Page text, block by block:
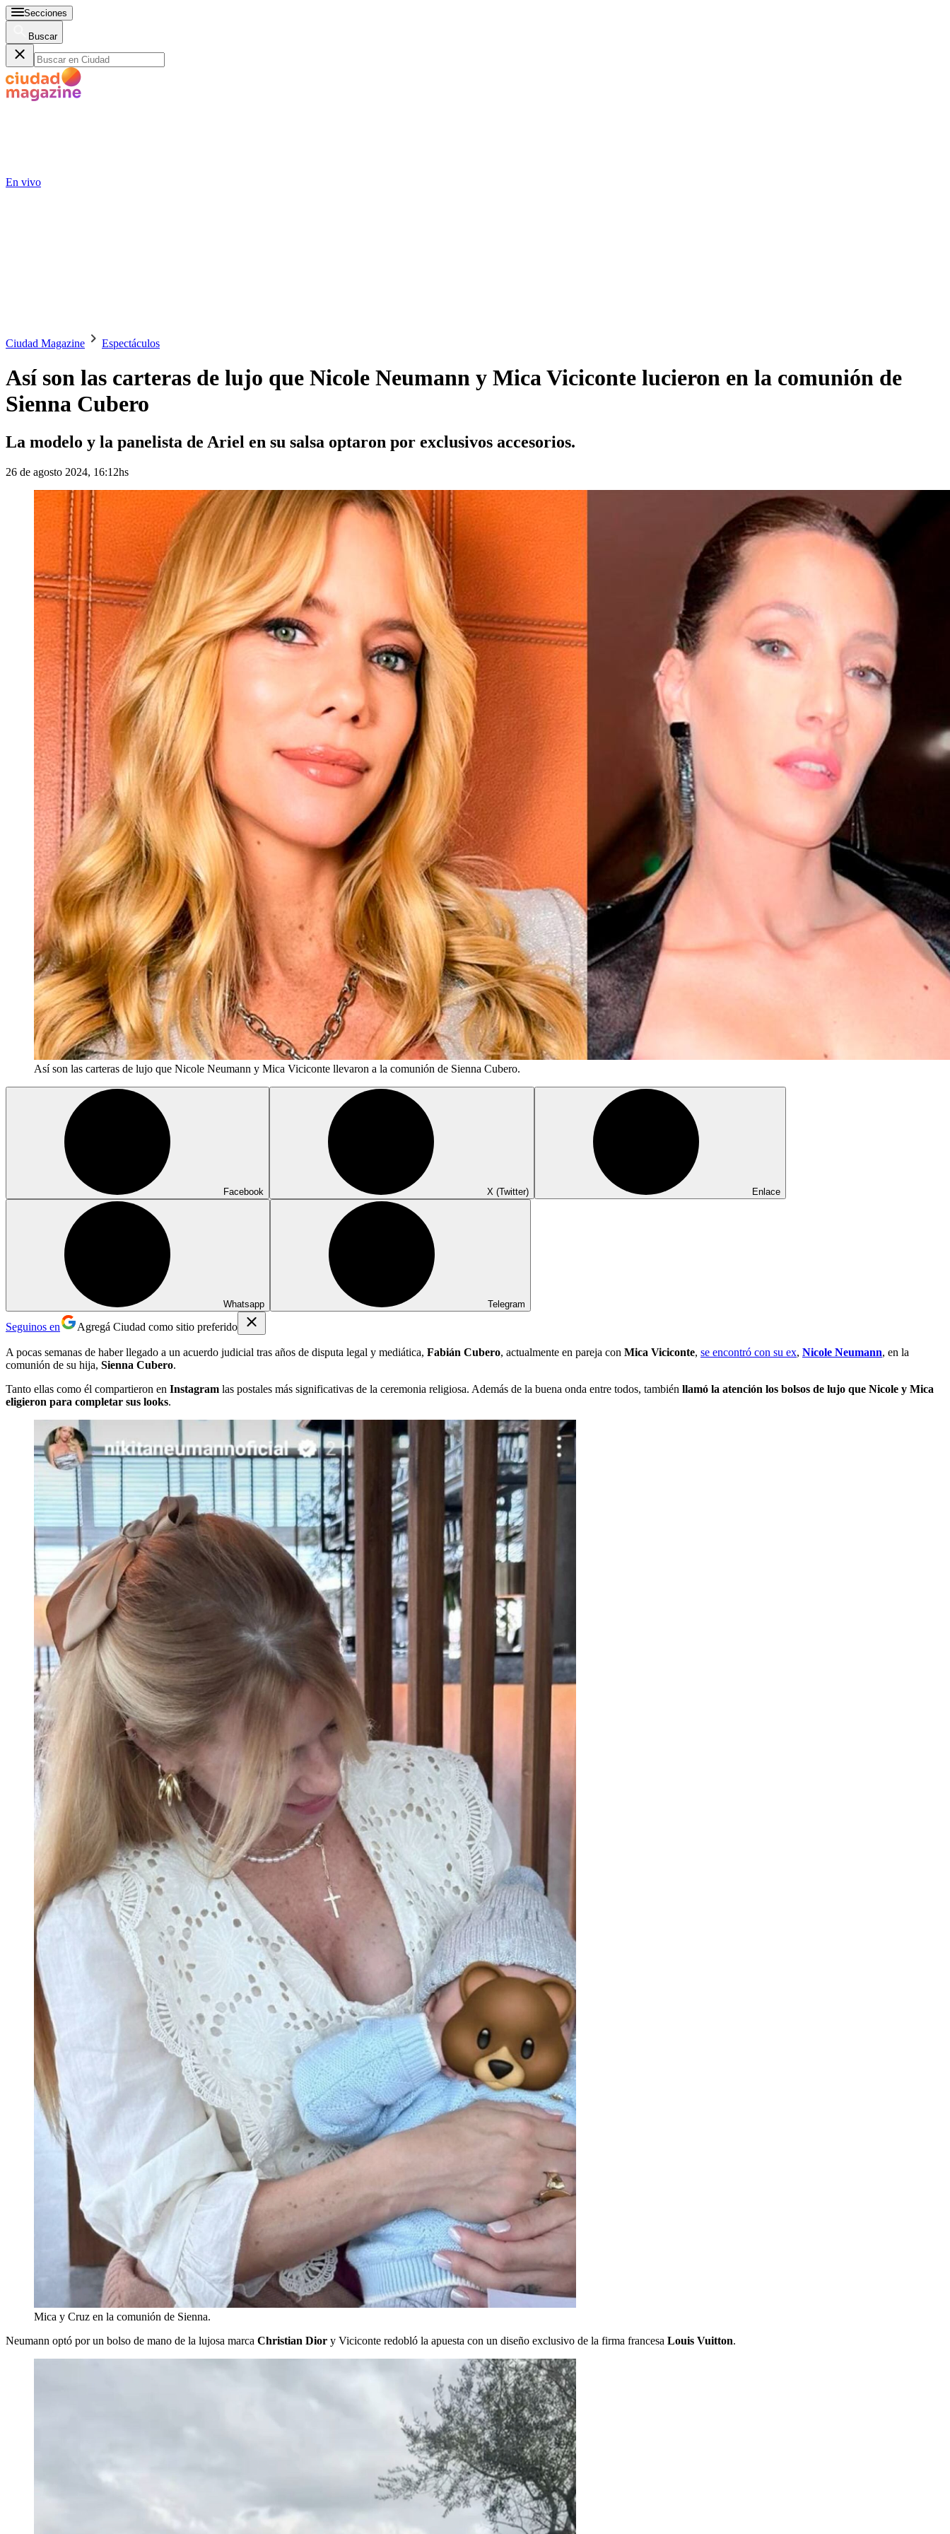
Secciones
Buscar
En vivo
Ciudad Magazine Espectáculos
Así son las carteras de lujo que Nicole Neumann y Mica Viciconte lucieron en la comunión de
Sienna Cubero
La modelo y la panelista de Ariel en su salsa optaron por exclusivos accesorios.
26 de agosto 2024, 16:12hs
Así son las carteras de lujo que Nicole Neumann y Mica Viciconte llevaron a la comunión de Sienna Cubero.
Facebook X (Twitter) Enlace
Whatsapp Telegram
Seguinos en Agregá Ciudad como sitio preferido
A pocas semanas de haber llegado a un acuerdo judicial tras años de disputa legal y mediática, Fabián Cubero, actualmente en pareja con Mica Viciconte, se encontró con su ex, Nicole Neumann, en la
comunión de su hija, Sienna Cubero.
Tanto ellas como él compartieron en Instagram las postales más significativas de la ceremonia religiosa. Además de la buena onda entre todos, también llamó la atención los bolsos de lujo que Nicole y Mica
eligieron para completar sus looks.
Mica y Cruz en la comunión de Sienna.
Neumann optó por un bolso de mano de la lujosa marca Christian Dior y Viciconte redobló la apuesta con un diseño exclusivo de la firma francesa Louis Vuitton.